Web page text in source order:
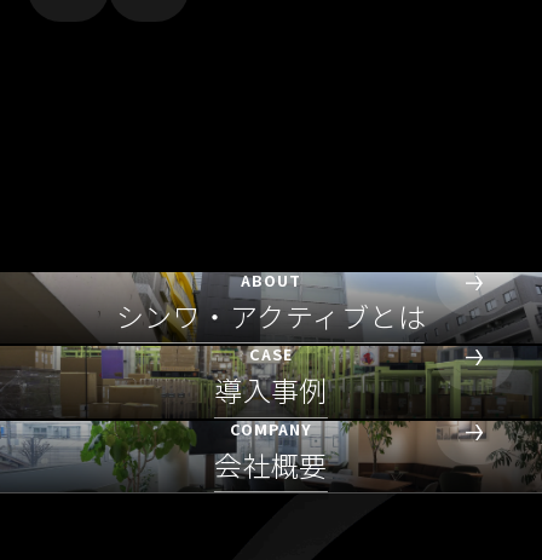
ABOUT
シンワ・アクティブとは
CASE
導入事例
COMPANY
会社概要